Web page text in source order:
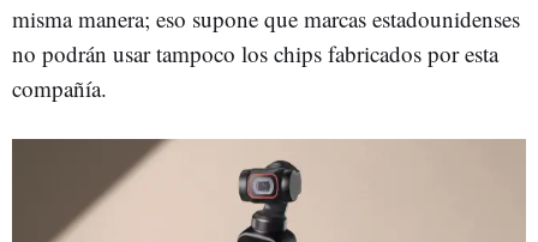
misma manera; eso supone que marcas estadounidenses
no podrán usar tampoco los chips fabricados por esta
compañía.